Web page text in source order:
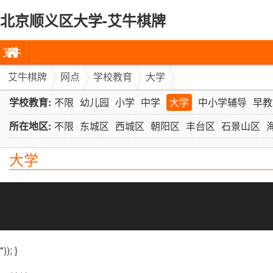
北京顺义区大学-艾牛棋牌
艾牛
棋牌
艾牛棋牌 网点 学校教育
大学
学校教育: 不限 幼儿园 小学 中学 大学 中小学辅导 早
所在地区: 不限 东城区 西城区 朝阳区 丰台区 石景山区
大学
")); }